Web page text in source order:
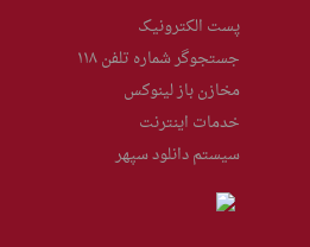
پست الکترونیک
جستجوگر شماره تلفن ۱۱۸
مخازن باز لینوکس
خدمات اینترنت
سیستم دانلود سپهر